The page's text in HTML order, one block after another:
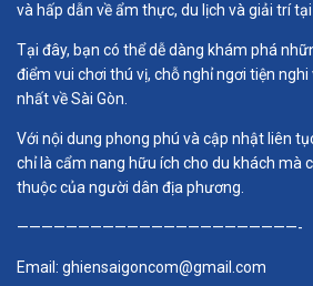
và hấp dẫn về ẩm thực, du lịch và giải trí tại
Tại đây, bạn có thể dễ dàng khám phá
điểm vui chơi thú vị, chỗ nghỉ ngơi tiện
nhất về Sài Gòn.
Với nội dung phong phú và cập nhật liên
chỉ là cẩm nang hữu ích cho du khách mà
thuộc của người dân địa phương.
———————————————————————-
Email: ghiensaigoncom@gmail.com